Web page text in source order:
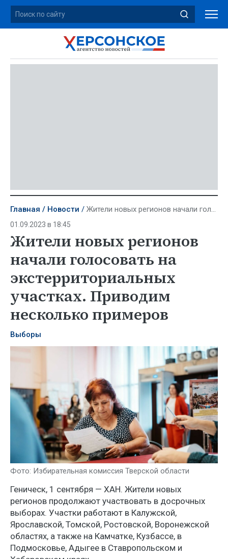
Главная Новости Жители новых регионов начали голосовать на экстерриториальных участках. Приводим несколько примеров
01.09.2023 в 18:45
Жители новых регионов
начали голосовать на
экстерриториальных
участках. Приводим
несколько примеров
Выборы
Фото: Избирательная комиссия Тверской области
Геническ, 1 сентября — ХАН. Жители новых
регионов продолжают участвовать в досрочных
выборах. Участки работают в Калужской,
Ярославской, Томской, Ростовской, Воронежской
областях, а также на Камчатке, Кузбассе, в
Подмосковье, Адыгее в Ставропольском и